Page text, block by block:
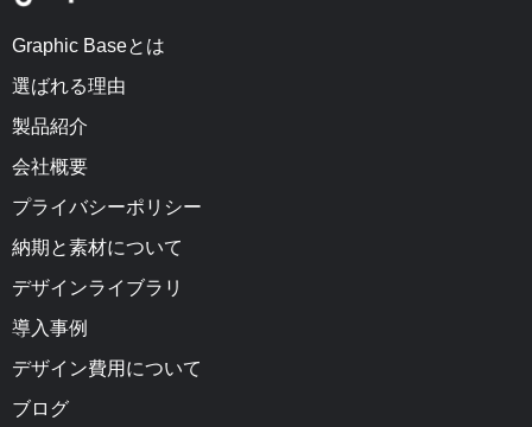
Graphic Baseとは
選ばれる理由
製品紹介
会社概要
プライバシーポリシー
納期と素材について
デザインライブラリ
導入事例
デザイン費用について
ブログ